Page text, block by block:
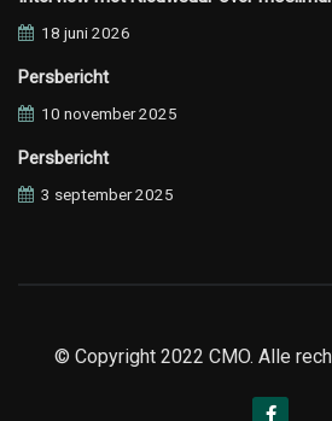
18 juni 2026
Persbericht
10 november 2025
Persbericht
3 september 2025
© Copyright 2022 CMO. Alle